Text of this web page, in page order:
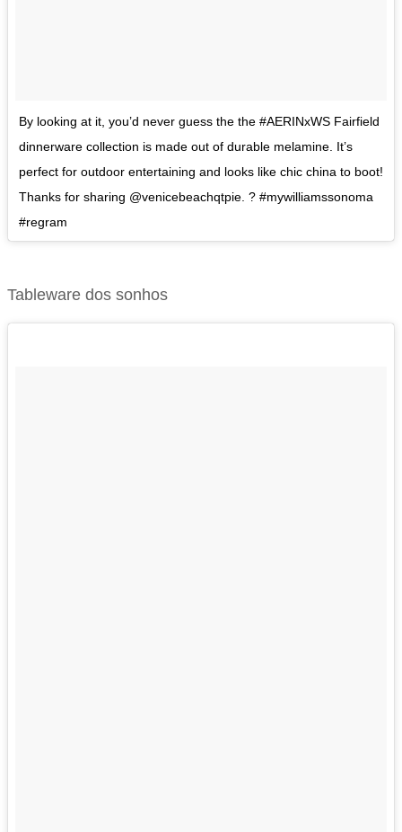
By looking at it, you’d never guess the the #AERINxWS Fairfield
dinnerware collection is made out of durable melamine. It’s
perfect for outdoor entertaining and looks like chic china to boot!
Thanks for sharing @venicebeachqtpie. ? #mywilliamssonoma
#regram
Tableware dos sonhos